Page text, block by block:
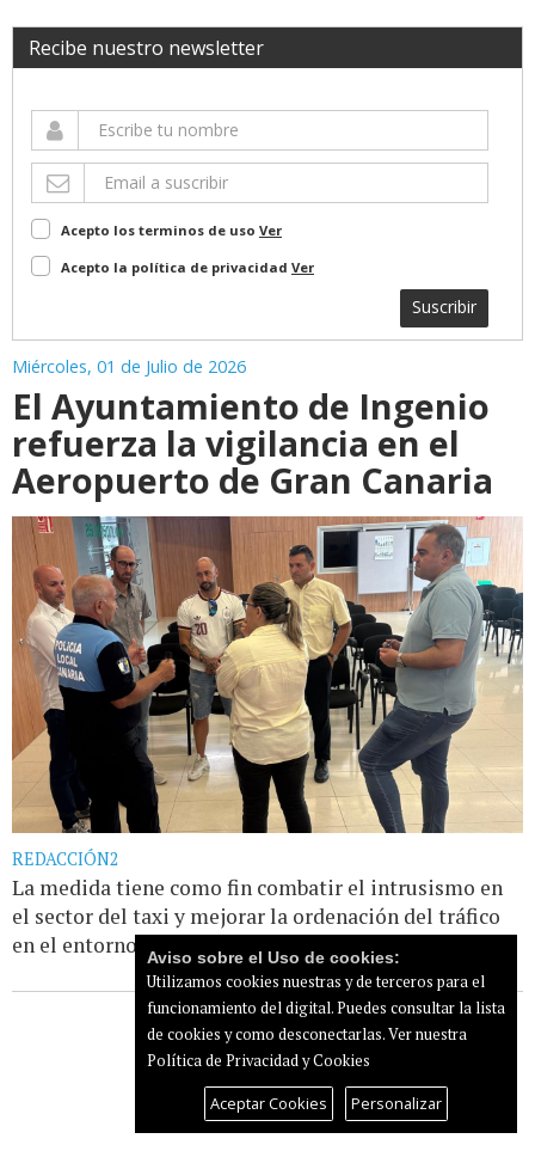
Recibe nuestro newsletter
Acepto los terminos de uso Ver
Acepto la política de privacidad Ver
Suscribir
Miércoles, 01 de Julio de 2026
El Ayuntamiento de Ingenio
refuerza la vigilancia en el
Aeropuerto de Gran Canaria
REDACCIÓN2
La medida tiene como fin combatir el intrusismo en
el sector del taxi y mejorar la ordenación del tráfico
en el entorno aeroportuario Leer más...
Aviso sobre el Uso de cookies:
Utilizamos cookies nuestras y de terceros para el
funcionamiento del digital. Puedes consultar la lista
de cookies y como desconectarlas.Ver nuestra
Política de Privacidad y Cookies
Aceptar Cookies Personalizar